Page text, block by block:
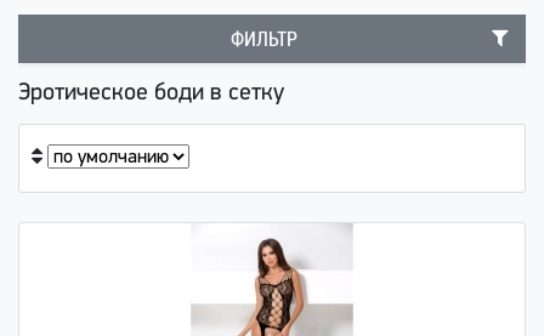
ФИЛЬТР
Эротическое боди в сетку